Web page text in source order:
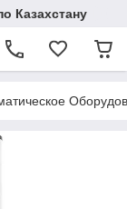
Казахстану